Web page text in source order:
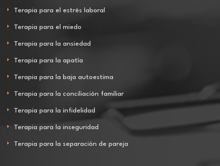
Terapia para el estrés laboral
Terapia para el miedo
Terapia para la ansiedad
Terapia para la apatía
Terapia para la baja autoestima
Terapia para la conciliación familiar
Terapia para la infidelidad
Terapia para la inseguridad
Terapia para la separación de pareja